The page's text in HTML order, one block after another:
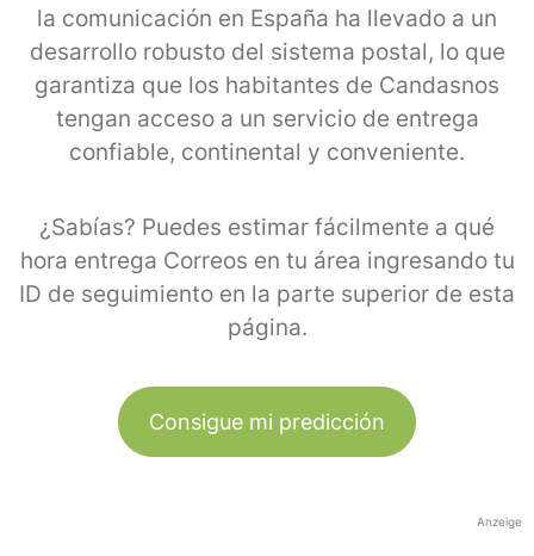
la comunicación en España ha llevado a un
desarrollo robusto del sistema postal, lo que
garantiza que los habitantes de Candasnos
tengan acceso a un servicio de entrega
confiable, continental y conveniente.
¿Sabías? Puedes estimar fácilmente a qué
hora entrega Correos en tu área ingresando tu
ID de seguimiento en la parte superior de esta
página.
Consigue mi predicción
Anzeige